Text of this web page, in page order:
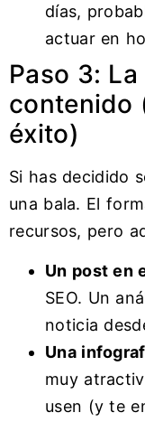
días,
actuar en
Paso 3:
contenido
éxito)
Si has decidido
una bala. El
recursos, pero
Un post en
SEO. Un
noticia
Una
muy
usen (y te